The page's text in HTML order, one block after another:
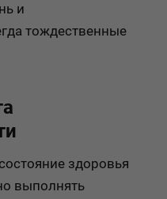
и
тождественные
здоровья
выполнять